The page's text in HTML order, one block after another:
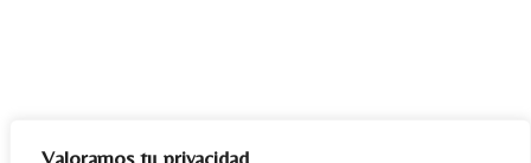
Valoramos tu privacidad